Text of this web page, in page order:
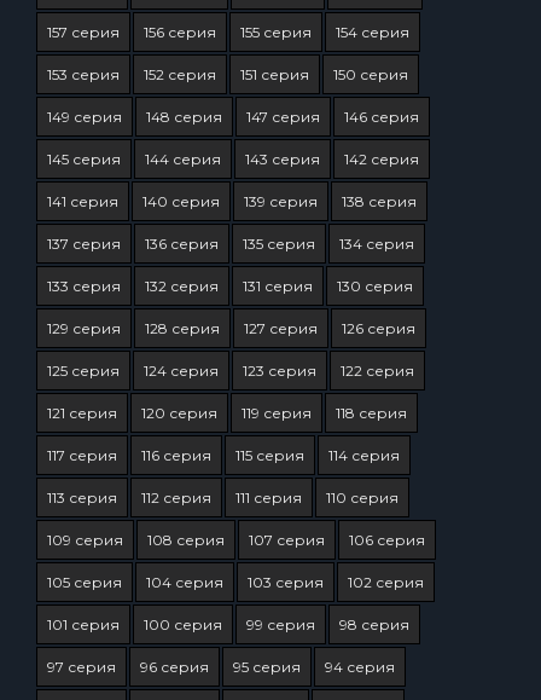
157 серия 156 серия 155 серия 154 серия
153 серия 152 серия 151 серия 150 серия
149 серия 148 серия 147 серия 146 серия
145 серия 144 серия 143 серия 142 серия
141 серия 140 серия 139 серия 138 серия
137 серия 136 серия 135 серия 134 серия
133 серия 132 серия 131 серия 130 серия
129 серия 128 серия 127 серия 126 серия
125 серия 124 серия 123 серия 122 серия
121 серия 120 серия 119 серия 118 серия
117 серия 116 серия 115 серия 114 серия
113 серия 112 серия 111 серия 110 серия
109 серия 108 серия 107 серия 106 серия
105 серия 104 серия 103 серия 102 серия
101 серия 100 серия 99 серия 98 серия
97 серия 96 серия 95 серия 94 серия